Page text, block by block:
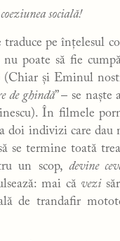
socială!
traduce pe înțelesul
poate să fie
și Eminul
de ghindă” – se
În filmele
doi indivizi care
se termine toată
un scop, devine
mai că vezi
de trandafir